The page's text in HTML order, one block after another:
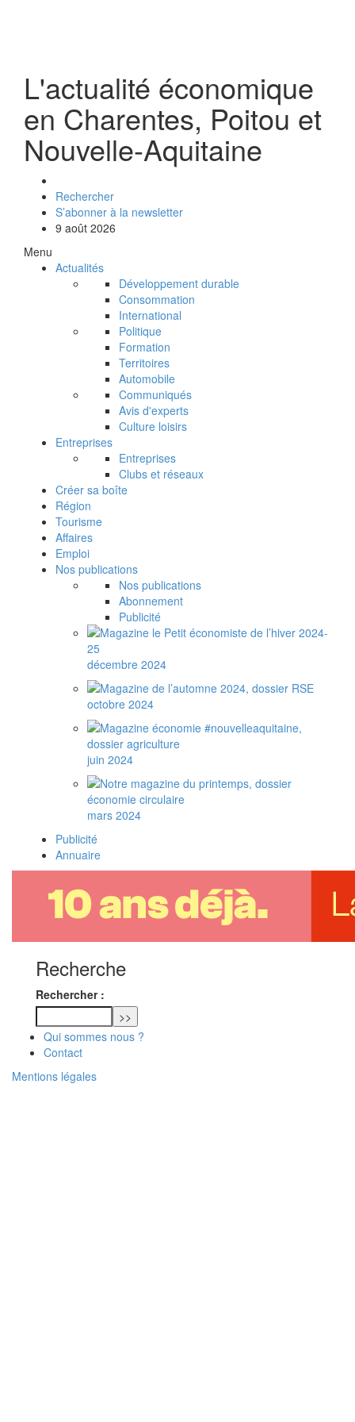
L'actualité économique
en Charentes, Poitou et
Nouvelle-Aquitaine
Rechercher
S’abonner à la newsletter
9 août 2026
Menu
Actualités
Développement durable
Consommation
International
Politique
Formation
Territoires
Automobile
Communiqués
Avis d'experts
Culture loisirs
Entreprises
Entreprises
Clubs et réseaux
Créer sa boîte
Région
Tourisme
Affaires
Emploi
Nos publications
Nos publications
Abonnement
Publicité
décembre 2024
octobre 2024
juin 2024
mars 2024
Publicité
Annuaire
Recherche
Rechercher :
Qui sommes nous ?
Contact
Mentions légales